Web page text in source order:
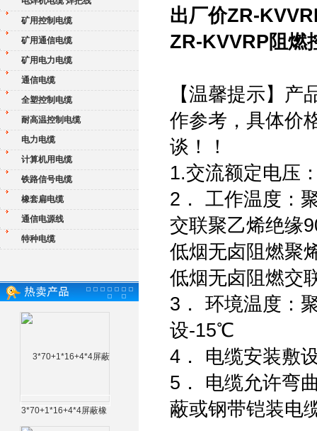
矿用控制电缆
矿用通信电缆
矿用电力电缆
通信电缆
全塑控制电缆
耐高温控制电缆
电力电缆
计算机用电缆
铁路信号电缆
橡套扁电缆
通信电源线
特种电缆
3*70+1*16+4*4屏蔽橡
出厂价ZR-
ZR-KVVRP阻燃
【温馨提示】
作参考，具体价
谈！！
1.交流额定电压
2． 工作温度：
交联聚乙烯绝缘
低烟无卤阻燃聚
低烟无卤阻燃交
3． 环境温度：
设-15℃
4． 电缆安装敷
5． 电缆允许弯
蔽或钢带铠装电